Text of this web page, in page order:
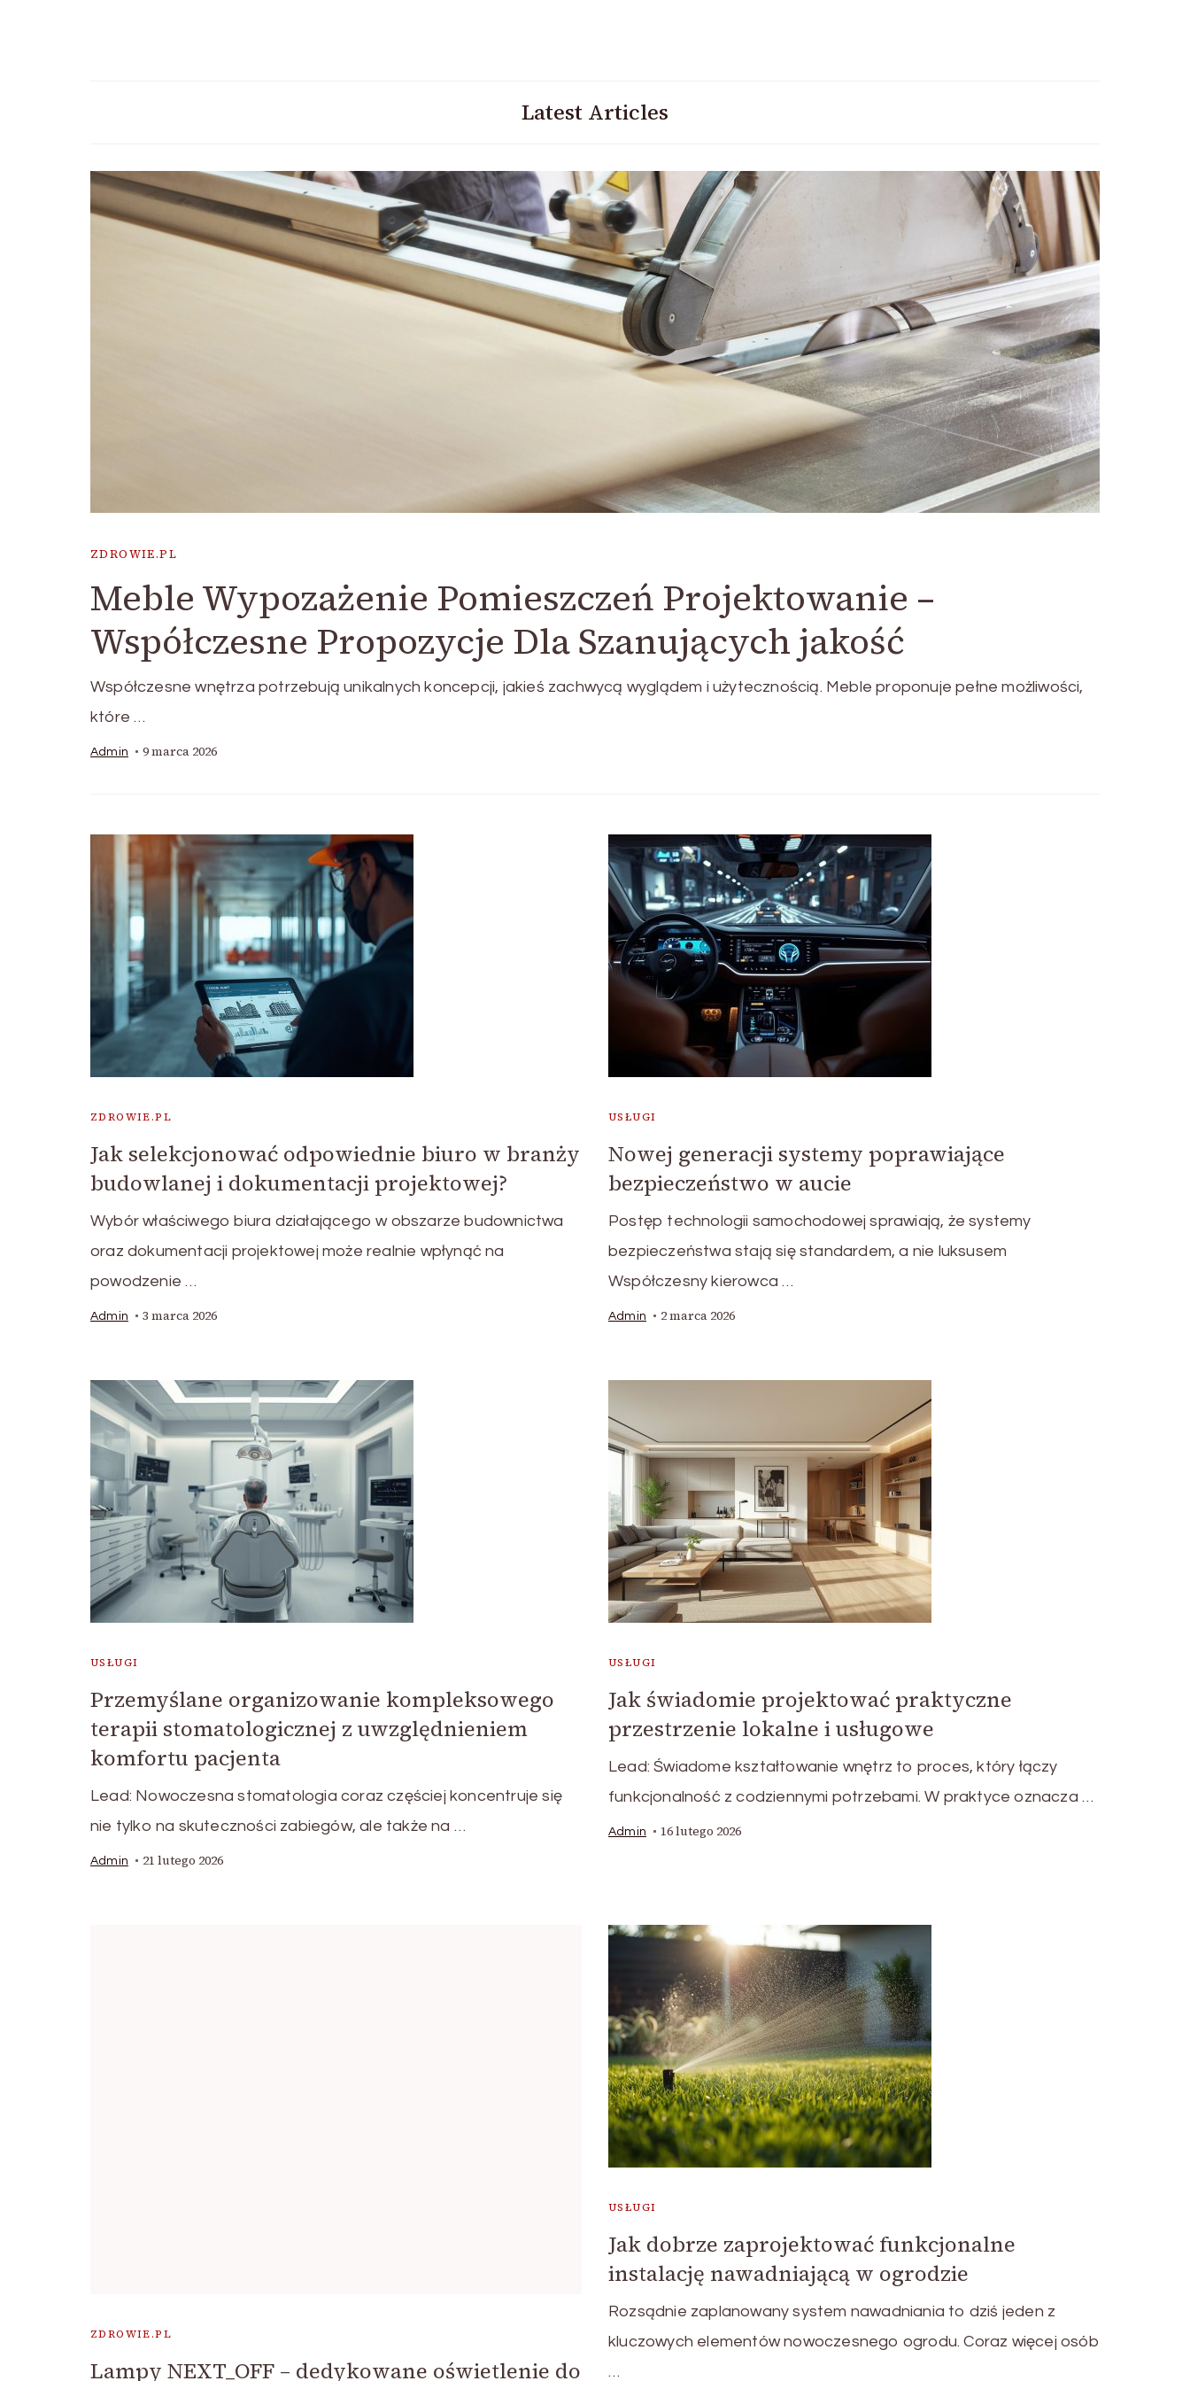
Latest Articles
ZDROWIE.PL
Meble Wypozażenie Pomieszczeń Projektowanie –
Współczesne Propozycje Dla Szanujących jakość
Współczesne wnętrza potrzebują unikalnych koncepcji, jakieś zachwycą wyglądem i użytecznością. Meble proponuje pełne możliwości,
które …
Admin 9 marca 2026
ZDROWIE.PL
Jak selekcjonować odpowiednie biuro w branży
budowlanej i dokumentacji projektowej?
Wybór właściwego biura działającego w obszarze budownictwa
oraz dokumentacji projektowej może realnie wpłynąć na
powodzenie …
Admin 3 marca 2026
USŁUGI
Nowej generacji systemy poprawiające
bezpieczeństwo w aucie
Postęp technologii samochodowej sprawiają, że systemy
bezpieczeństwa stają się standardem, a nie luksusem
Współczesny kierowca …
Admin 2 marca 2026
USŁUGI
Przemyślane organizowanie kompleksowego
terapii stomatologicznej z uwzględnieniem
komfortu pacjenta
Lead: Nowoczesna stomatologia coraz częściej koncentruje się
nie tylko na skuteczności zabiegów, ale także na …
Admin 21 lutego 2026
USŁUGI
Jak świadomie projektować praktyczne
przestrzenie lokalne i usługowe
Lead: Świadome kształtowanie wnętrz to proces, który łączy
funkcjonalność z codziennymi potrzebami. W praktyce oznacza …
Admin 16 lutego 2026
ZDROWIE.PL
Lampy NEXT_OFF – dedykowane oświetlenie do
USŁUGI
Jak dobrze zaprojektować funkcjonalne
instalację nawadniającą w ogrodzie
Rozsądnie zaplanowany system nawadniania to dziś jeden z
kluczowych elementów nowoczesnego ogrodu. Coraz więcej osób
…